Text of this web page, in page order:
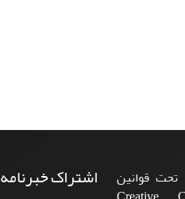
قوانین
اشتراک خبرنامه